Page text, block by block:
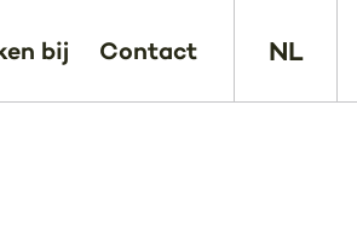
bij Contact NL